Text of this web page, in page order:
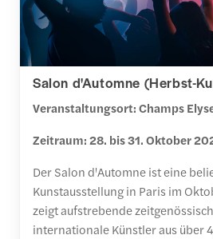
Salon d'Automne (Herbst-
Veranstaltungsort: Champs
Zeitraum: 28. bis 31. Oktober
Der Salon d'Automne ist eine
Kunstausstellung in Paris im
zeigt aufstrebende
internationale Künstler aus über